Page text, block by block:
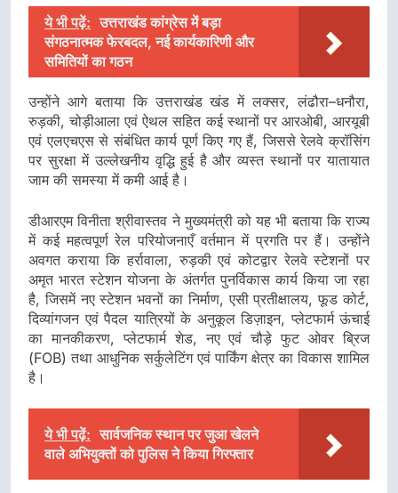
ये भी पढ़ें: उत्तराखंड कांग्रेस में बड़ा
संगठनात्मक फेरबदल, नई कार्यकारिणी और
समितियों का गठन
उन्होंने आगे बताया कि उत्तराखंड खंड में लक्सर, लंढौरा–धनौरा,
रुड़की, चोड़ीआला एवं ऐथल सहित कई स्थानों पर आरओबी, आरयूबी
एवं एलएचएस से संबंधित कार्य पूर्ण किए गए हैं, जिससे रेलवे क्रॉसिंग
पर सुरक्षा में उल्लेखनीय वृद्धि हुई है और व्यस्त स्थानों पर यातायात
जाम की समस्या में कमी आई है।
डीआरएम विनीता श्रीवास्तव ने मुख्यमंत्री को यह भी बताया कि राज्य
में कई महत्वपूर्ण रेल परियोजनाएँ वर्तमान में प्रगति पर हैं। उन्होंने
अवगत कराया कि हर्रावाला, रुड़की एवं कोटद्वार रेलवे स्टेशनों पर
अमृत भारत स्टेशन योजना के अंतर्गत पुनर्विकास कार्य किया जा रहा
है, जिसमें नए स्टेशन भवनों का निर्माण, एसी प्रतीक्षालय, फूड कोर्ट,
दिव्यांगजन एवं पैदल यात्रियों के अनुकूल डिज़ाइन, प्लेटफार्म ऊंचाई
का मानकीकरण, प्लेटफार्म शेड, नए एवं चौड़े फुट ओवर ब्रिज
(FOB) तथा आधुनिक सर्कुलेटिंग एवं पार्किंग क्षेत्र का विकास शामिल
है।
ये भी पढ़ें: सार्वजनिक स्थान पर जुआ खेलने
वाले अभियुक्तों को पुलिस ने किया गिरफ्तार